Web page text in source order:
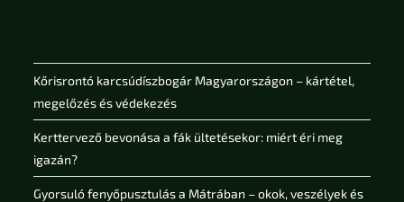
Kőrisrontó karcsúdíszbogár Magyarországon – kártétel,
megelőzés és védekezés
Kerttervező bevonása a fák ültetésekor: miért éri meg
igazán?
Gyorsuló fenyőpusztulás a Mátrában – okok, veszélyek és